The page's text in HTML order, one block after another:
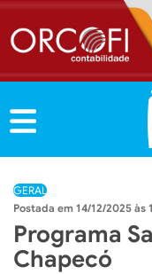
GERAL
14/12/2025 às
Programa
Chapecó